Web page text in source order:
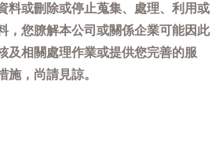
料或刪除或停止蒐集、處理、利用或
，您膫解本公司或關係企業可能因此
及相關處理作業或提供您完善的服
施，尚請見諒。